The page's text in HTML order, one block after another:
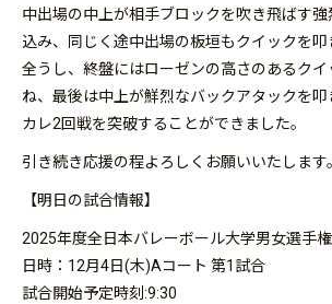
中出場の中上が相手ブロックを吹き飛ばす
込み、同じく途中出場の板垣もクイックを
全うし、終盤にはローゼンの高さのあるク
ね、最後は中上が鮮烈なバックアタックを
カレ2回戦を突破することができました。
引き続き応援の程よろしくお願いいたします。
【明日の試合情報】
2025年度全日本バレーボール大学男女選手
日時：12月4日(木)Aコート 第1試合
試合開始予定時刻:9:30